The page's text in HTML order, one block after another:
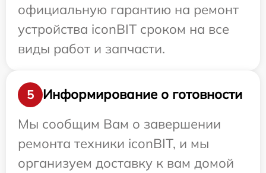
официальную гарантию на ремонт
устройства iconBIT сроком на все
виды работ и запчасти.
5
Информирование о готовности
Мы сообщим Вам о завершении
ремонта техники iconBIT, и мы
организуем доставку к вам домой